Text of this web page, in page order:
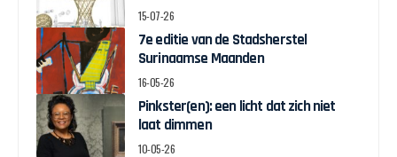
MUCH TO DO WITH BAMBOO
15-07-26
7e editie van de Stadsherstel
Surinaamse Maanden
16-05-26
Pinkster(en): een licht dat zich niet
laat dimmen
10-05-26